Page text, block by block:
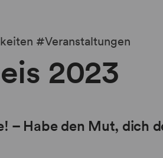
Veranstaltungen
2023
– Habe den Mut, dich